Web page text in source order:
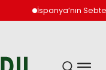
İspanya’nın Sebte